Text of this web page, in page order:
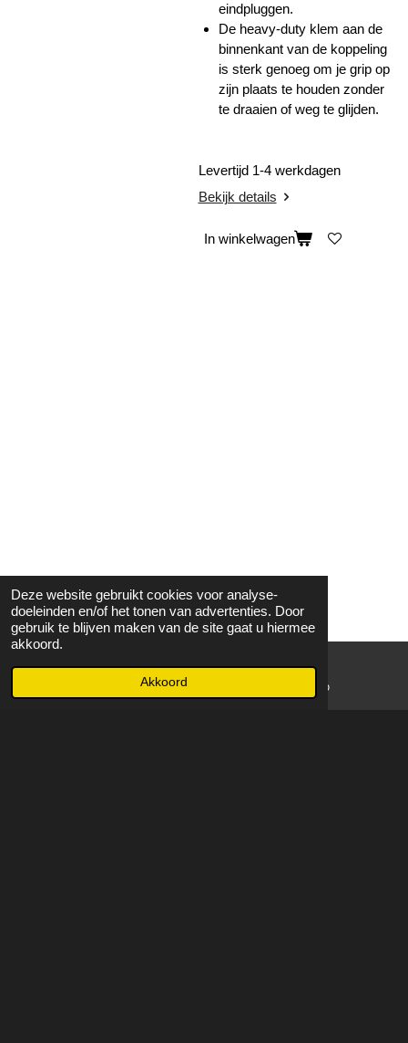
Deze website gebruikt cookies voor analyse-
doeleinden en/of het tonen van advertenties. Door
gebruik te blijven maken van de site gaat u hiermee
akkoord.
Akkoord
eindpluggen.
De heavy-duty klem aan de
binnenkant van de koppeling
is sterk genoeg om je grip op
zijn plaats te houden zonder
te draaien of weg te glijden.
Levertijd 1-4 werkdagen
Bekijk details
In winkelwagen
WhatsApp